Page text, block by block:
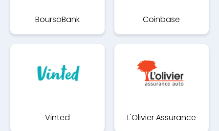
BoursoBank Coinbase
Vinted L'Olivier Assurance